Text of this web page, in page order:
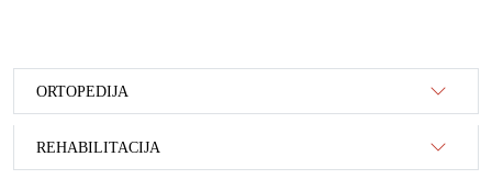
ORTOPEDIJA
REHABILITACIJA